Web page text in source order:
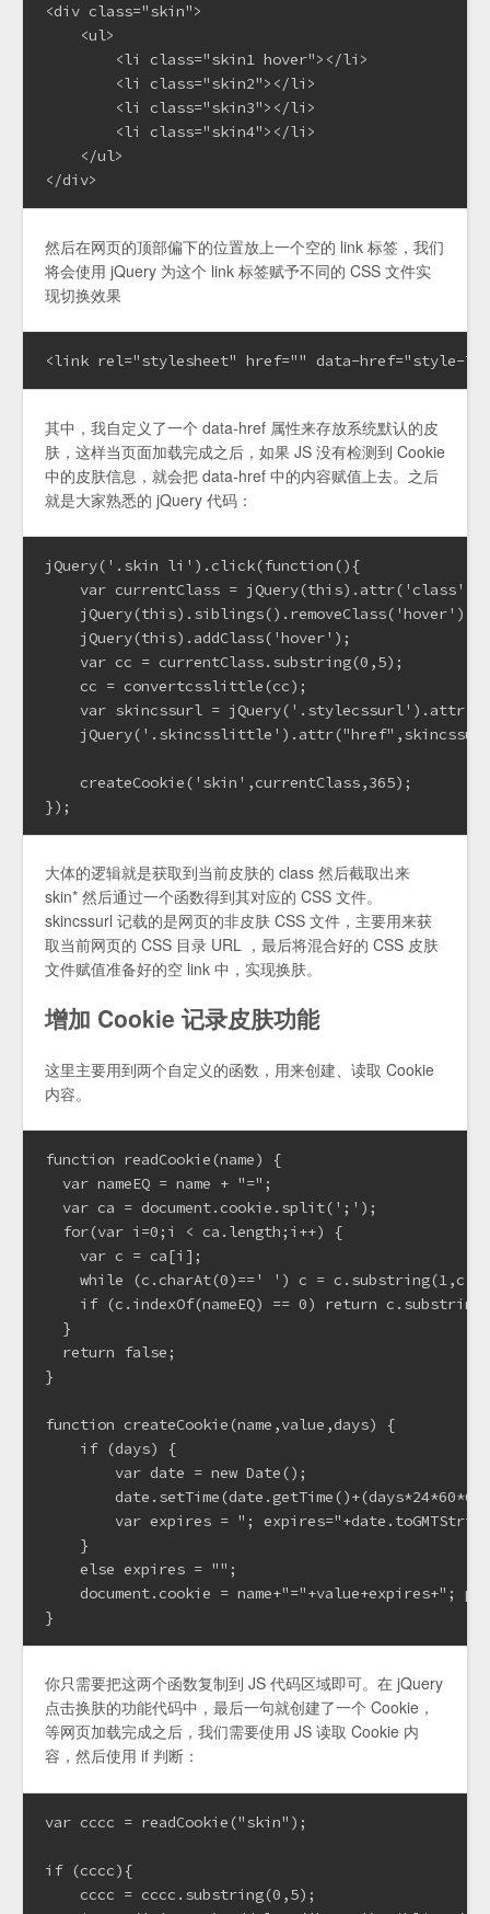
<div class="skin">
    <ul>
        <li class="skin1 hover"></li>
        <li class="skin2"></li>
        <li class="skin3"></li>
        <li class="skin4"></li>
    </ul>
</div>
然后在网页的顶部偏下的位置放上一个空的 link 标签，我们
将会使用 jQuery 为这个 link 标签赋予不同的 CSS 文件实
现切换效果
<link rel="stylesheet" href="" data-href="style-
其中，我自定义了一个 data-href 属性来存放系统默认的皮
肤，这样当页面加载完成之后，如果 JS 没有检测到 Cookie
中的皮肤信息，就会把 data-href 中的内容赋值上去。之后
就是大家熟悉的 jQuery 代码：
jQuery('.skin li').click(function(){
    var currentClass = jQuery(this).attr('class');
    jQuery(this).siblings().removeClass('hover');
    jQuery(this).addClass('hover');
    var cc = currentClass.substring(0,5);
    cc = convertcsslittle(cc);
var skincssurl =
    createCookie('skin',currentClass,365);
});
大体的逻辑就是获取到当前皮肤的 class 然后截取出来
skin* 然后通过一个函数得到其对应的 CSS 文件。
skincssurl 记载的是网页的非皮肤 CSS 文件，主要用来获
取当前网页的 CSS 目录 URL ，最后将混合好的 CSS 皮肤
文件赋值准备好的空 link 中，实现换肤。
增加 Cookie 记录皮肤功能
这里主要用到两个自定义的函数，用来创建、读取 Cookie
内容。
function readCookie(name) {
  var nameEQ = name + "=";
  var ca = document.cookie.split(';');
  for(var i=0;i < ca.length;i++) {
    var c = ca[i];
while (c.charAt(0)==' ') c =
if (c.indexOf(nameEQ) == 0) return
  }
  return false;
}
function createCookie(name,value,days) {
    if (days) {
        var date = new Date();
var expires = ";
    }
    else expires = "";
document.cookie = name+"="+value+expires+";
}
你只需要把这两个函数复制到 JS 代码区域即可。在 jQuery
点击换肤的功能代码中，最后一句就创建了一个 Cookie，
等网页加载完成之后，我们需要使用 JS 读取 Cookie 内
容，然后使用 if 判断：
var cccc = readCookie("skin");
if (cccc){
    cccc = cccc.substring(0,5);